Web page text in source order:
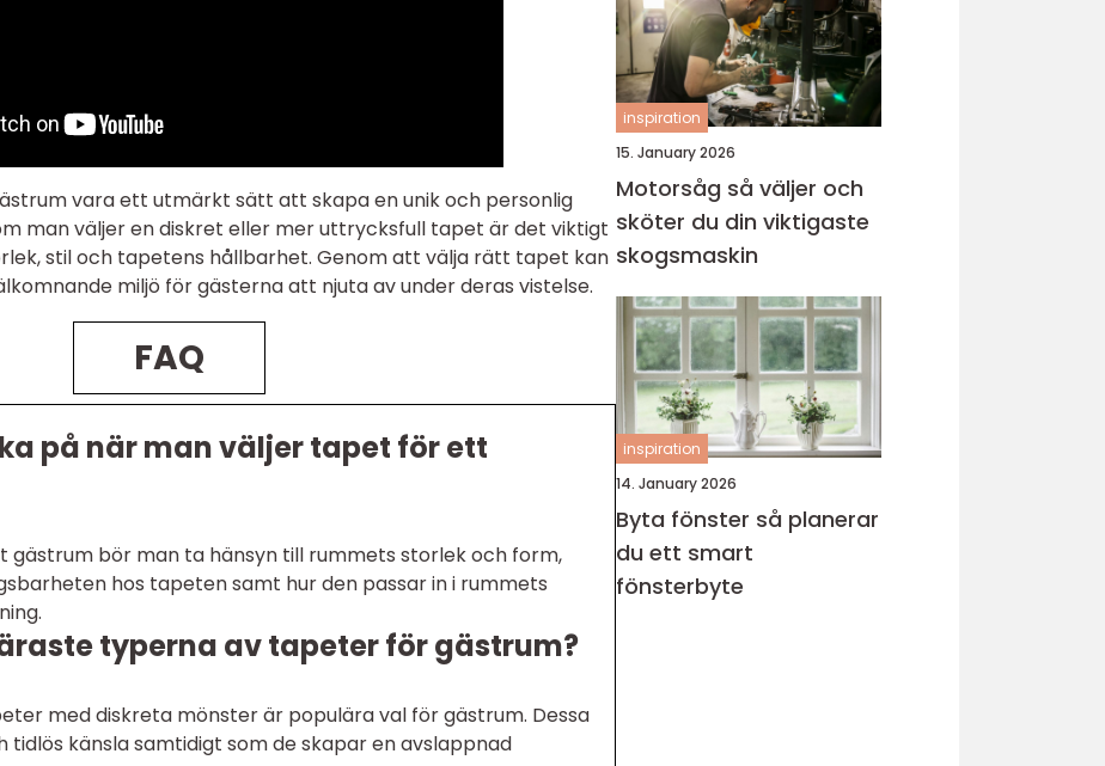
vara ett utmärkt sätt att skapa en unik och personlig
man väljer en diskret eller mer uttrycksfull tapet är det viktigt
stil och tapetens hållbarhet. Genom att välja rätt tapet kan
miljö för gästerna att njuta av under deras vistelse.
FAQ
på när man väljer tapet för ett
gästrum bör man ta hänsyn till rummets storlek och form,
hos tapeten samt hur den passar in i rummets
typerna av tapeter för gästrum?
med diskreta mönster är populära val för gästrum. Dessa
känsla samtidigt som de skapar en avslappnad
inspiration
15. January 2026
Motorsåg så väljer och
sköter du din viktigaste
skogsmaskin
inspiration
14. January 2026
Byta fönster så planerar
du ett smart
fönsterbyte